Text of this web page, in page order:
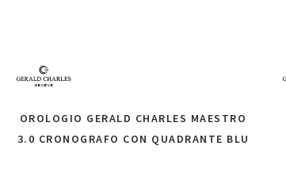
OROLOGIO GERALD CHARLES MAESTRO
3.0 CRONOGRAFO CON QUADRANTE BLU